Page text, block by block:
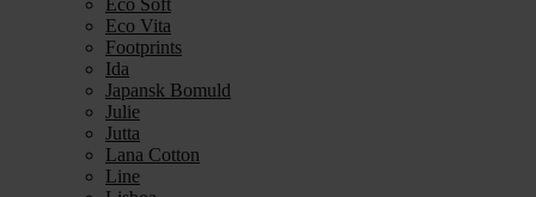
Eco Soft
Eco Vita
Footprints
Ida
Japansk Bomuld
Julie
Jutta
Lana Cotton
Line